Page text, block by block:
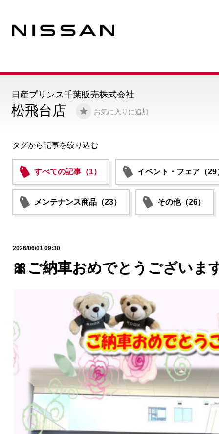
松飛台店 お気に入りに追加
日産プリンス千葉販売株式会社
タグから記事を絞り込む
すべての記事（1） イベント・フェア（29
メンテナンス商品（23） その他（26）
2026/06/01 09:30
🎀ご納車おめでとうございま